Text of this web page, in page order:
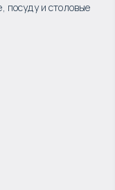
посуду и столовые